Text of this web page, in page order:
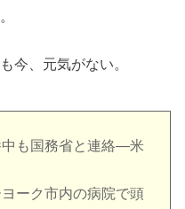
今、元気がない。
中も国務省と連絡―米
ーク市内の病院で頭